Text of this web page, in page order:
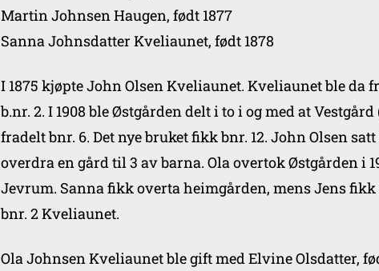
Martin Johnsen Haugen, født 1877
Sanna Johnsdatter Kveliaunet, født 1878
I 1875 kjøpte John Olsen Kveliaunet. Kveliaunet ble da
b.nr. 2. I 1908 ble Østgården delt i to i og med at
fradelt bnr. 6. Det nye bruket fikk bnr. 12. John Olsen
overdra en gård til 3 av barna. Ola overtok Østgården i
Jevrum. Sanna fikk overta heimgården, mens Jens
bnr. 2 Kveliaunet.
Ola Johnsen Kveliaunet ble gift med Elvine Olsdatter,